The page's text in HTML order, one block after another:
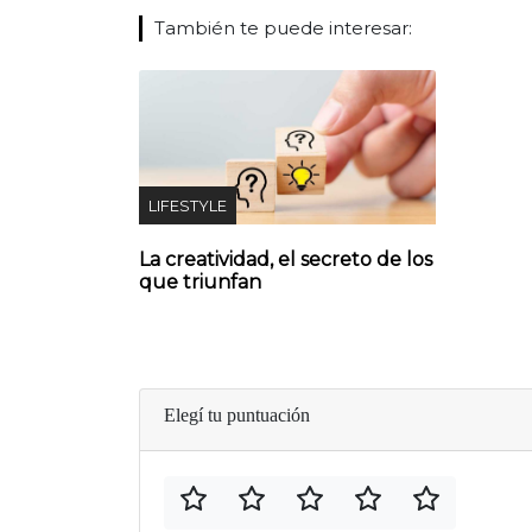
También te puede interesar:
LIFESTYLE
La creatividad, el secreto de los
que triunfan
Elegí tu puntuación